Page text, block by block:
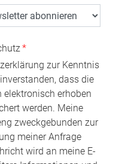
*
zur Kenntnis
dass die
elektronisch erhoben
werden. Meine
zweckgebunden zur
meiner Anfrage
wird an meine E-